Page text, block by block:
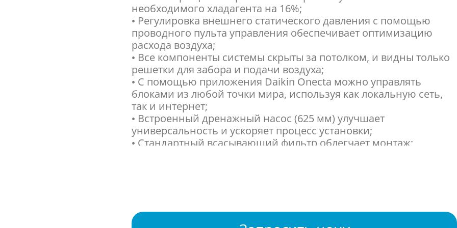
необходимого хладагента на 16%;
• Регулировка внешнего статического давления с помощью
проводного пульта управления обеспечивает оптимизацию
расхода воздуха;
• Все компоненты системы скрыты за потолком, и видны только
решетки для забора и подачи воздуха;
• С помощью приложения Daikin Onecta можно управлять
блоками из любой точки мира, используя как локальную сеть,
так и интернет;
• Встроенный дренажный насос (625 мм) улучшает
универсальность и ускоряет процесс установки;
• Стандартный всасывающий фильтр облегчает монтаж;
снижение энергопотребления;